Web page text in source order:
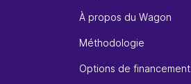
À propos du Wagon
Méthodologie
Options de financement